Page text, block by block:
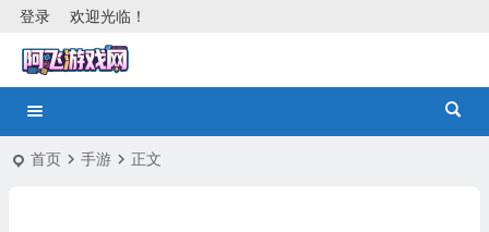
欢迎光临！
登录
首页 手游 正文